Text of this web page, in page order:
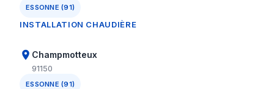
ESSONNE (91)
INSTALLATION CHAUDIÈRE
Champmotteux
91150
ESSONNE (91)